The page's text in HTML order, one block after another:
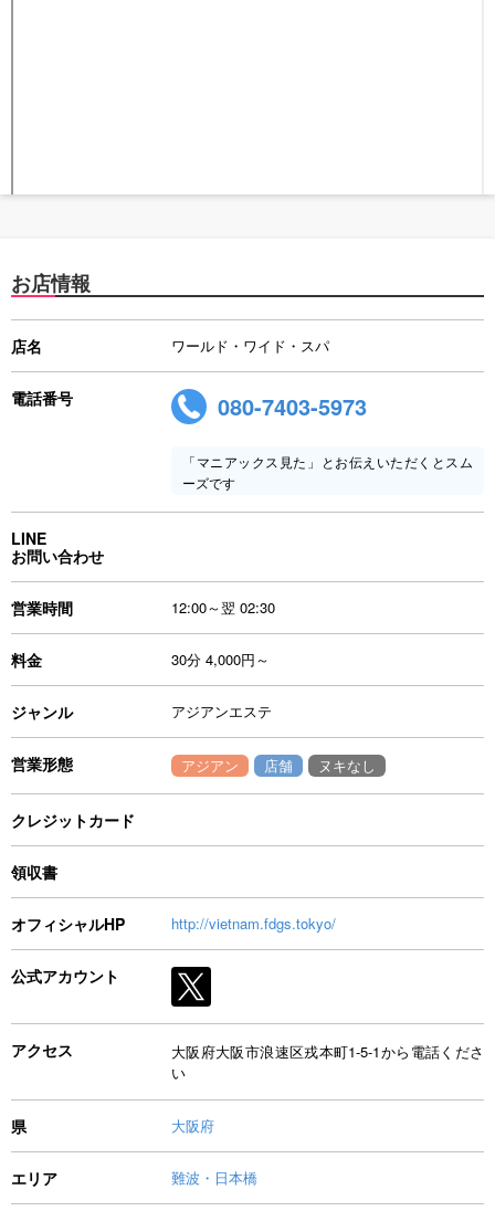
お店情報
店名 ワールド・ワイド・スパ
電話番号 080-7403-5973
「マニアックス見た」とお伝えいただくとスム
ーズです
LINE
お問い合わせ
営業時間 12:00～翌 02:30
料金 30分 4,000円～
ジャンル アジアンエステ
営業形態 アジアン 店舗 ヌキなし
クレジットカード
領収書
オフィシャルHP http://vietnam.fdgs.tokyo/
公式アカウント
アクセス
大阪府大阪市浪速区戎本町1-5-1から電話くださ
い
県 大阪府
エリア 難波・日本橋